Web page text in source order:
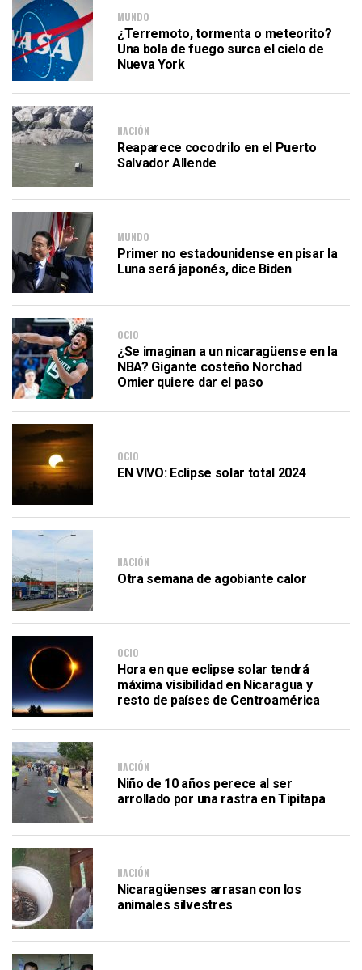
MUNDO
¿Terremoto, tormenta o meteorito?
Una bola de fuego surca el cielo de
Nueva York
NACIÓN
Reaparece cocodrilo en el Puerto
Salvador Allende
MUNDO
Primer no estadounidense en pisar la
Luna será japonés, dice Biden
OCIO
¿Se imaginan a un nicaragüense en la
NBA? Gigante costeño Norchad
Omier quiere dar el paso
OCIO
EN VIVO: Eclipse solar total 2024
NACIÓN
Otra semana de agobiante calor
OCIO
Hora en que eclipse solar tendrá
máxima visibilidad en Nicaragua y
resto de países de Centroamérica
NACIÓN
Niño de 10 años perece al ser
arrollado por una rastra en Tipitapa
NACIÓN
Nicaragüenses arrasan con los
animales silvestres